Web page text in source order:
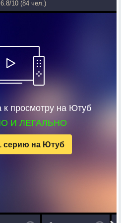
6.8/10 (84 чел.)
к просмотру на Ютуб
И ЛЕГАЛЬНО
серию на Ютуб